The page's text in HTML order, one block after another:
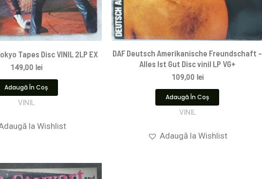
Tapes Disc VINIL 2LP EX
149,00 lei
Adaugă În Coș
VINIL
la Wishlist
DAF Deutsch Amerikanische Freundschaft –
Alles Ist Gut Disc vinil LP VG+
109,00 lei
Adaugă În Coș
VINIL
Adaugă la Wishlist